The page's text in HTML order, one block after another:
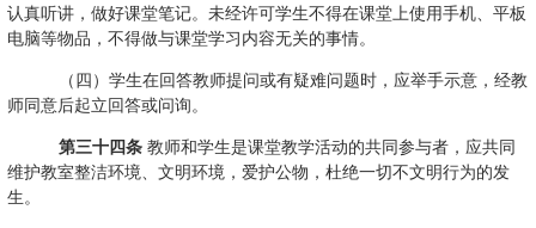
认真听讲，做好课堂笔记。未经许可学生不得在课堂上使用手机、平板
电脑等物品，不得做与课堂学习内容无关的事情。
（四）学生在回答教师提问或有疑难问题时，应举手示意，经教
师同意后起立回答或问询。
第三十四条 教师和学生是课堂教学活动的共同参与者，应共同
维护教室整洁环境、文明环境，爱护公物，杜绝一切不文明行为的发
生。